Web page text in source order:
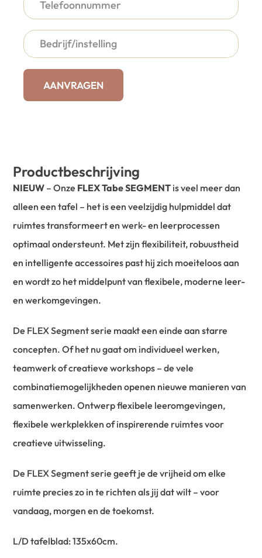
AANVRAGEN
Productbeschrijving
NIEUW – Onze FLEX Tabe SEGMENT is veel meer dan
alleen een tafel – het is een veelzijdig hulpmiddel dat
ruimtes transformeert en werk- en leerprocessen
optimaal ondersteunt. Met zijn flexibiliteit, robuustheid
en intelligente accessoires past hij zich moeiteloos aan
en wordt zo het middelpunt van flexibele, moderne leer-
en werkomgevingen.
De FLEX Segment serie maakt een einde aan starre
concepten. Of het nu gaat om individueel werken,
teamwerk of creatieve workshops – de vele
combinatiemogelijkheden openen nieuwe manieren van
samenwerken. Ontwerp flexibele leeromgevingen,
flexibele werkplekken of inspirerende ruimtes voor
creatieve uitwisseling.
De FLEX Segment serie geeft je de vrijheid om elke
ruimte precies zo in te richten als jij dat wilt – voor
vandaag, morgen en de toekomst.
L/D tafelblad: 135x60cm.